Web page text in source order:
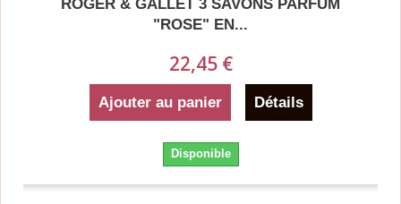
ROGER & GALLET 3 SAVONS PARFUM
"ROSE" EN...
22,45 €
Ajouter au panier Détails
Disponible